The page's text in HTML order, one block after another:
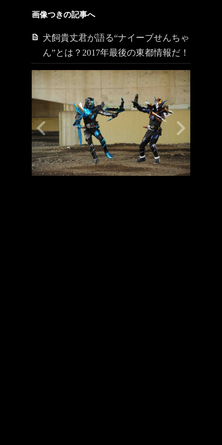
画像つきの記事へ
犬飼貴丈君が語る“ナイーブせんちゃ
ん”とは？2017年最後の東都情報だ！